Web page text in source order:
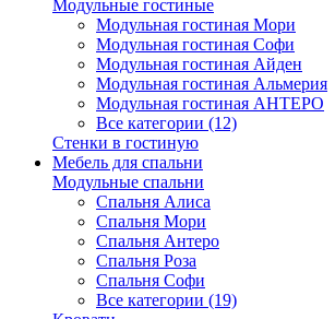
Модульные гостиные
Модульная гостиная Мори
Модульная гостиная Софи
Модульная гостиная Айден
Модульная гостиная Альмерия
Модульная гостиная АНТЕРО
Все категории (12)
Стенки в гостиную
Мебель для спальни
Модульные спальни
Спальня Алиса
Спальня Мори
Спальня Антеро
Спальня Роза
Спальня Софи
Все категории (19)